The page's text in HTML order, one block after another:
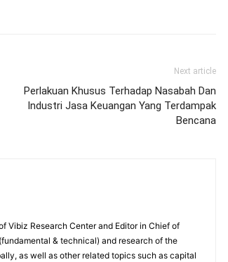
Next article
Perlakuan Khusus Terhadap Nasabah Dan
Industri Jasa Keuangan Yang Terdampak
Bencana
Vibiz Research Center and Editor in Chief of
& technical) and research of the
as well as other related topics such as capital